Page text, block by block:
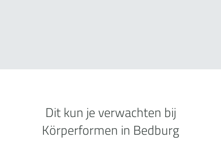
Dit kun je verwachten bij
Körperformen in Bedburg